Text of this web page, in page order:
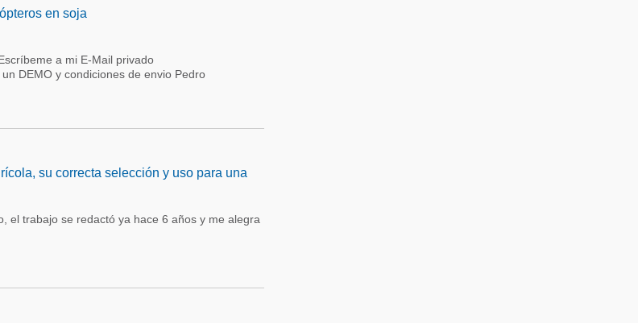
en soja
a mi E-Mail privado
DEMO y condiciones de envio Pedro
su correcta selección y uso para una
el trabajo se redactó ya hace 6 años y me alegra